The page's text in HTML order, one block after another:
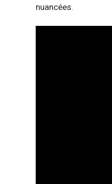
nuancées.